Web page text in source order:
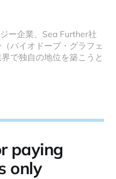
ー企業、Sea Further社
バイオドープ・グラフェ
で独自の地位を築こうと
paying
only